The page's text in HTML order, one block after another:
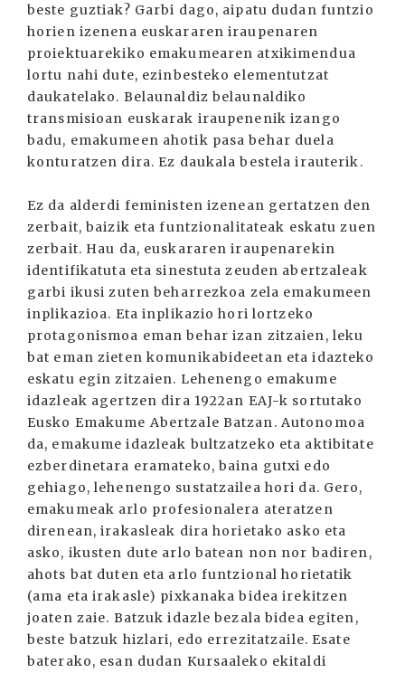
beste guztiak? Garbi dago, aipatu dudan funtzio
horien izenena euskararen iraupenaren
proiektuarekiko emakumearen atxikimendua
lortu nahi dute, ezinbesteko elementutzat
daukatelako. Belaunaldiz belaunaldiko
transmisioan euskarak iraupenenik izango
badu, emakumeen ahotik pasa behar duela
konturatzen dira. Ez daukala bestela irauterik.
Ez da alderdi feministen izenean gertatzen den
zerbait, baizik eta funtzionalitateak eskatu zuen
zerbait. Hau da, euskararen iraupenarekin
identifikatuta eta sinestuta zeuden abertzaleak
garbi ikusi zuten beharrezkoa zela emakumeen
inplikazioa. Eta inplikazio hori lortzeko
protagonismoa eman behar izan zitzaien, leku
bat eman zieten komunikabideetan eta idazteko
eskatu egin zitzaien. Lehenengo emakume
idazleak agertzen dira 1922an EAJ-k sortutako
Eusko Emakume Abertzale Batzan. Autonomoa
da, emakume idazleak bultzatzeko eta aktibitate
ezberdinetara eramateko, baina gutxi edo
gehiago, lehenengo sustatzailea hori da. Gero,
emakumeak arlo profesionalera ateratzen
direnean, irakasleak dira horietako asko eta
asko, ikusten dute arlo batean non nor badiren,
ahots bat duten eta arlo funtzional horietatik
(ama eta irakasle) pixkanaka bidea irekitzen
joaten zaie. Batzuk idazle bezala bidea egiten,
beste batzuk hizlari, edo errezitatzaile. Esate
baterako, esan dudan Kursaaleko ekitaldi